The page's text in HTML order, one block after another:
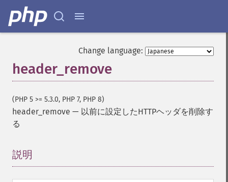
Change language:
header_remove
(PHP 5 >= 5.3.0, PHP 7, PHP 8)
header_remove — 以前に設定したHTTPヘッダを削除す
る
説明